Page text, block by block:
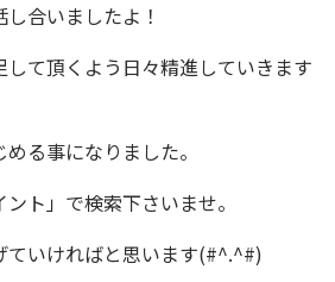
合いましたよ！
して頂くよう日々精進していきます
める事になりました。
ト」で検索下さいませ。
ていければと思います(#^.^#)